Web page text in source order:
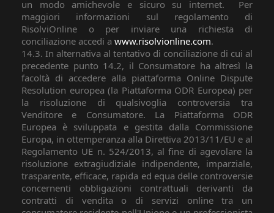
un modo amichevole e sicuro su internet.
Per
maggiori informazioni sul regolamento di
RisolviOnline o per inviare una richiesta di
conciliazione accedi a www.risolvionline.com.
14.3. In alternativa al tentativo di conciliazione di cui al
precedente punto 14.2, il Consumatore ha altresì la
facoltà di accedere alla piattaforma Online Dispute
Resolution europea (la Piattaforma ODR Europea) per
la risoluzione di qualsivoglia controversia tra
Venditore e Consumatore. La Piattaforma ODR
Europea è sviluppata e gestita dalla Commissione
Europa, in ottemperanza alla Direttiva 2013/11/EU e al
Regolamento UE n. 524/2013, al fine di agevolare la
risoluzione extragiudiziale indipendente, imparziale,
trasparente, efficace, rapida ed equa delle controversie
concernenti obbligazioni contrattuali derivanti da
contratti di vendita o di servizi online tra un